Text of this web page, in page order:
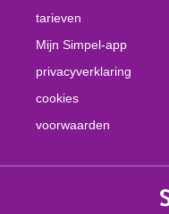
tarieven
Mijn Simpel-app
privacyverklaring
cookies
voorwaarden